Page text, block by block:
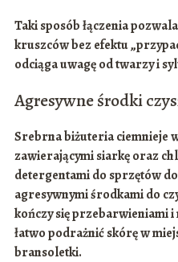
Taki sposób łączenia
kruszców bez efektu
odciąga uwagę od twarzy i
Agresywne środki
Srebrna biżuteria ciemnieje
zawierającymisiarkęoraz
detergentami do sprzętów
agresywnymi środkami do
kończy się przebarwieniami
łatwo podrażnić skórę w
bransoletki.